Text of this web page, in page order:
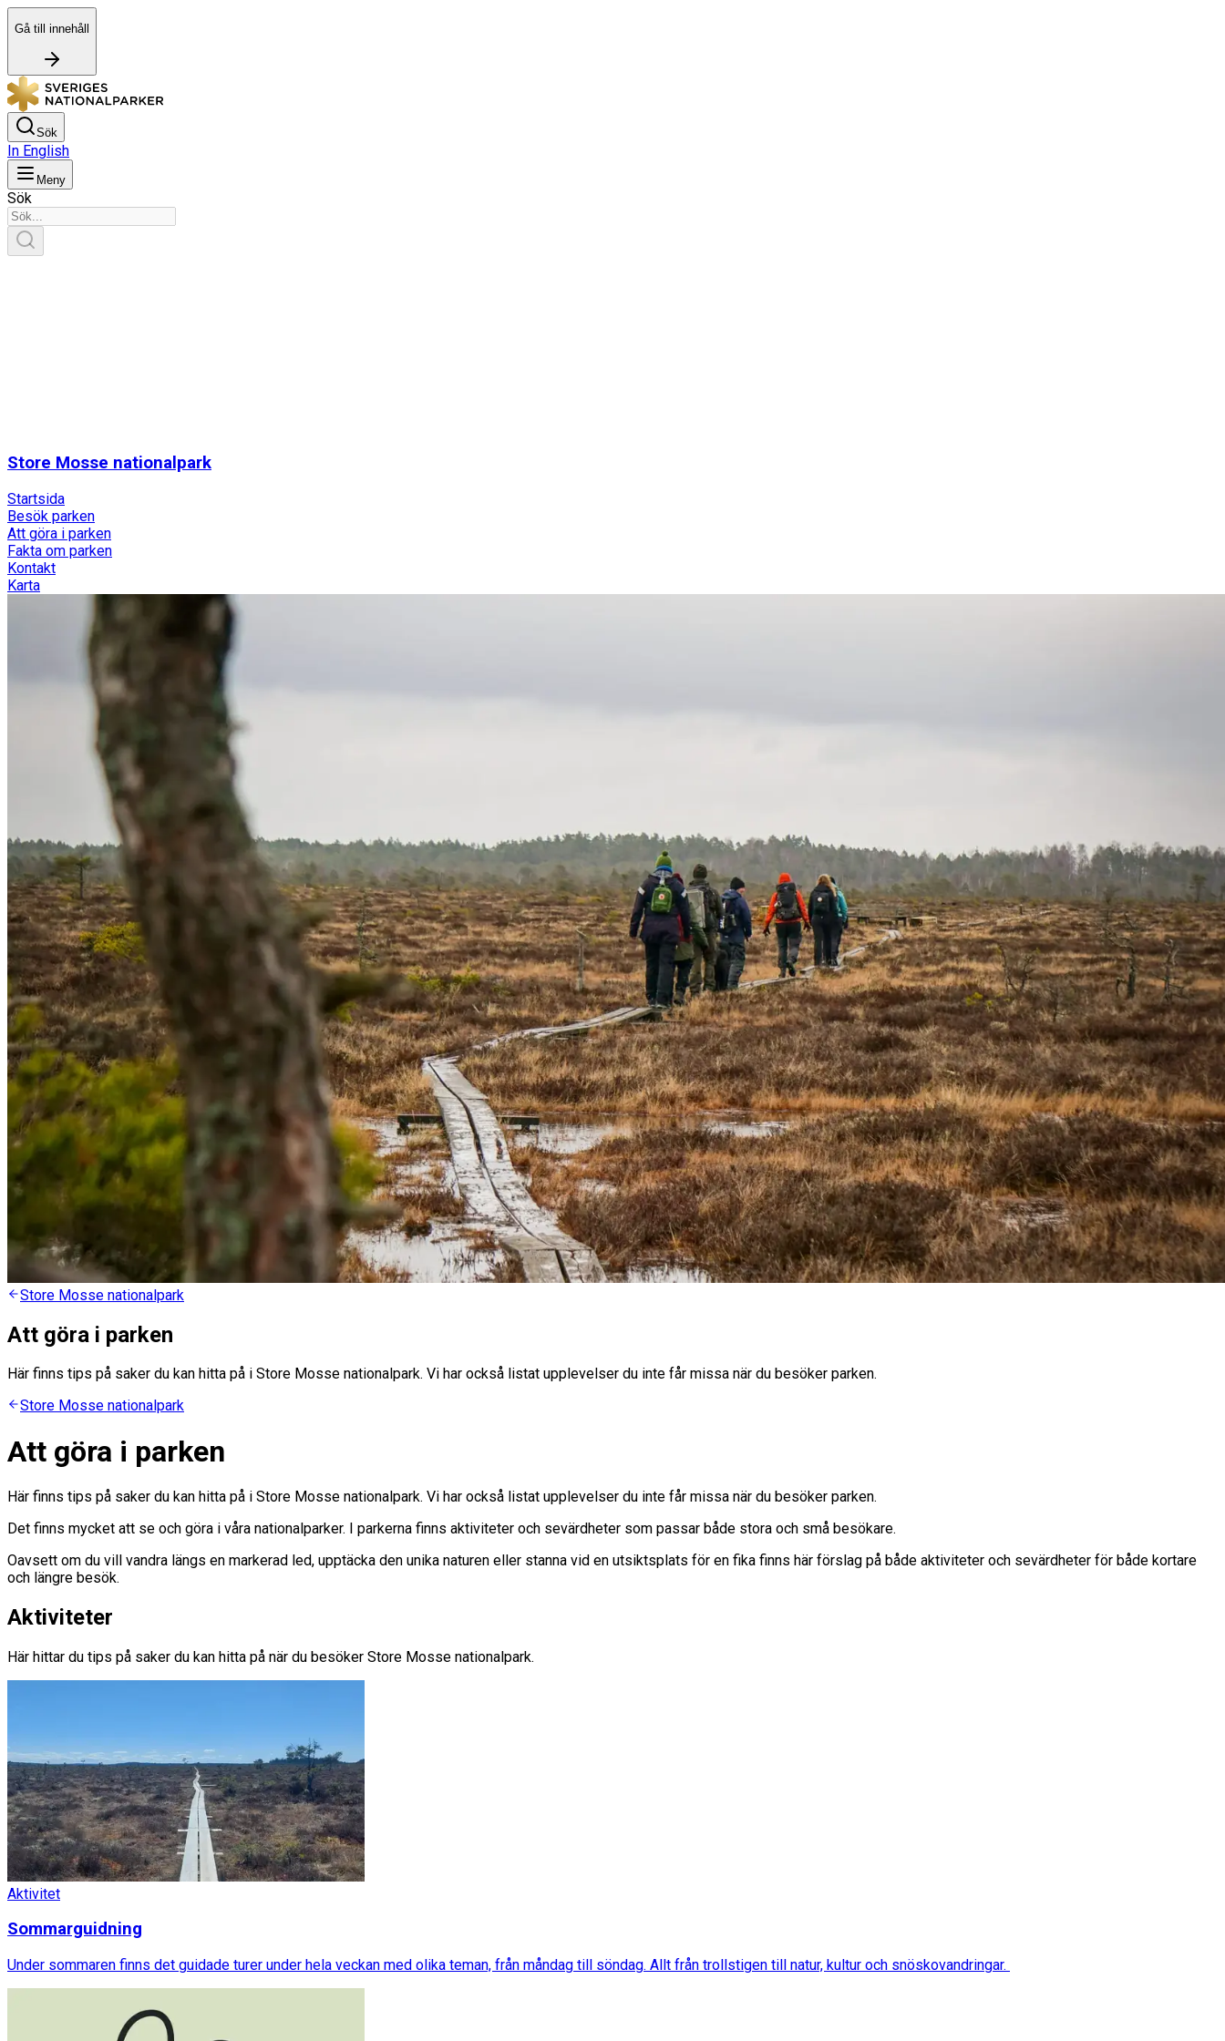
Gå till innehåll
Sök
In English
Meny
Sök
Store Mosse nationalpark
Startsida
Besök parken
Att göra i parken
Fakta om parken
Kontakt
Karta
Store Mosse nationalpark
Att göra i parken
Här finns tips på saker du kan hitta på i Store Mosse nationalpark. Vi har också listat upplevelser du inte får missa när du besöker parken.
Store Mosse nationalpark
Att göra i parken
Här finns tips på saker du kan hitta på i Store Mosse nationalpark. Vi har också listat upplevelser du inte får missa när du besöker parken.
Det finns mycket att se och göra i våra nationalparker. I parkerna finns aktiviteter och sevärdheter som passar både stora och små besökare.
Oavsett om du vill vandra längs en markerad led, upptäcka den unika naturen eller stanna vid en utsiktsplats för en fika finns här förslag på både aktiviteter och sevärdheter för både kortare
och längre besök.
Aktiviteter
Här hittar du tips på saker du kan hitta på när du besöker Store Mosse nationalpark.
Aktivitet
Sommarguidning
Under sommaren finns det guidade turer under hela veckan med olika teman, från måndag till söndag. Allt från trollstigen till natur, kultur och snöskovandringar.